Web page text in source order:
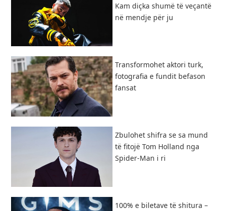
Kam diçka shumë të veçantë
në mendje për ju
Transformohet aktori turk,
fotografia e fundit befason
fansat
Zbulohet shifra se sa mund
të fitojë Tom Holland nga
Spider-Man i ri
100% e biletave të shitura –